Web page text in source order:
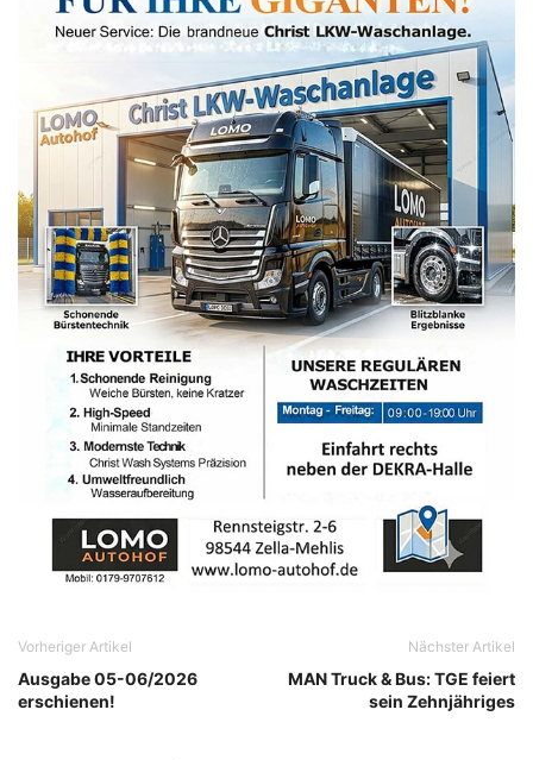
Vorheriger Artikel
Ausgabe 05-06/2026
erschienen!
Nächster Artikel
MAN Truck & Bus: TGE feiert
sein Zehnjähriges